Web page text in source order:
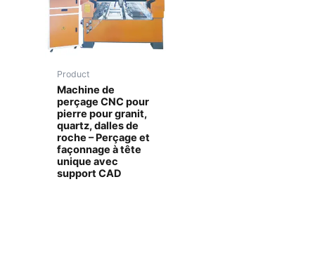
Polish
Hindi
Product
Machine de
perçage CNC pour
pierre pour granit,
quartz, dalles de
roche – Perçage et
façonnage à tête
unique avec
support CAD